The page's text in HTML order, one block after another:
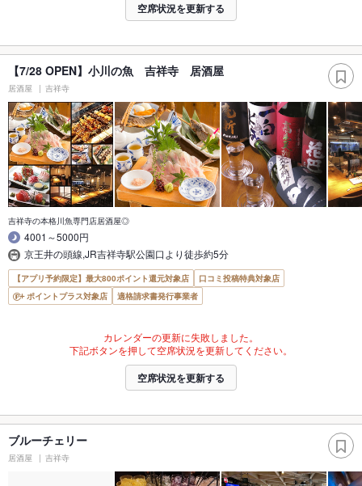
空席状況を更新する
【7/28 OPEN】小川の魚 吉祥寺 居酒屋
居酒屋 吉祥寺
吉祥寺の本格川魚専門店居酒屋◎
4001～5000円
京王井の頭線,JR吉祥寺駅公園口より徒歩約5分
【アプリ予約限定】最大800ポイント還元対象店
口コミ投稿特典対象店
ポイントプラス対象店
適格請求書発行事業者
カレンダーの更新に失敗しました。
下記ボタンを押して空席状況を更新してください。
空席状況を更新する
ブルーチェリー
居酒屋 吉祥寺